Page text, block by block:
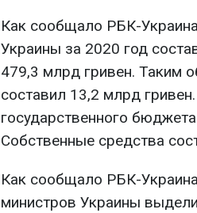
Как сообщало РБК-
Украины за 2020 год
479,3 млрд гривен. Таким
составил 13,2 млрд
государственного
Собственные средства
Как сообщало РБК-
министров Украины